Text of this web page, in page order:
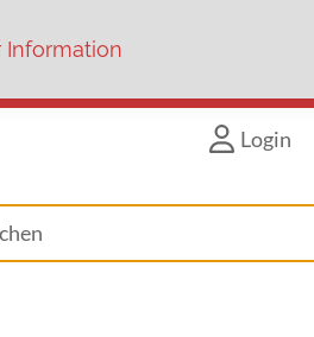
Information
Login